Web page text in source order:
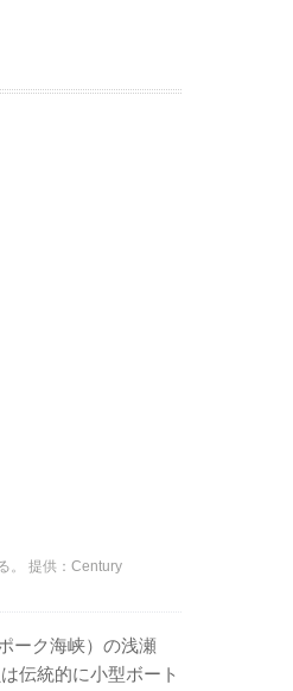
。 提供：Century
ーク海峡）の浅瀬
伝統的に小型ボート